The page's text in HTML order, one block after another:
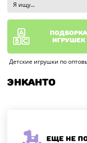
Детские игрушки по
ЭНКАНТО
подборка
игрушек
Еще не